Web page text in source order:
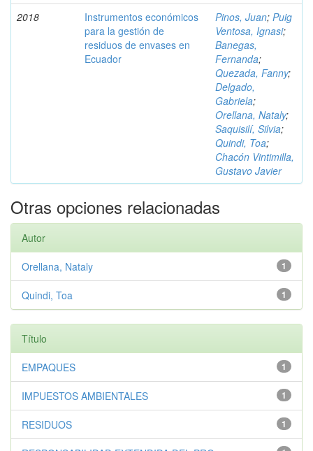
2018
Instrumentos económicos
para la gestión de
residuos de envases en
Ecuador
Pinos, Juan; Puig
Ventosa, Ignasi;
Banegas,
Fernanda;
Quezada, Fanny;
Delgado,
Gabriela;
Orellana, Nataly;
Saquisilí, Silvia;
Quindi, Toa;
Chacón Vintimilla,
Gustavo Javier
Otras opciones relacionadas
Autor
1
Orellana, Nataly
1
Quindi, Toa
Título
1
EMPAQUES
1
IMPUESTOS AMBIENTALES
1
RESIDUOS